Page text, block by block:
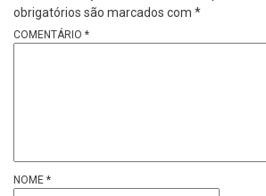
obrigatórios são marcados com *
COMENTÁRIO *
NOME *